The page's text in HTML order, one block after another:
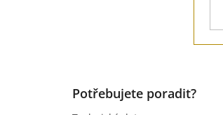
Potřebujete poradit?